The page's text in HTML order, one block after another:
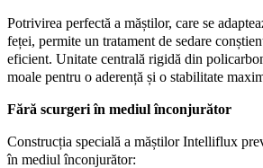
Potrivirea perfectă a măștilor, care se
feței, permite un tratament de sedare
eficient. Unitate centrală rigidă din
moale pentru o aderență și o stabilitate
Fără scurgeri în mediul înconjurător
Construcția specială a măștilor Intelliflux
în mediul înconjurător: